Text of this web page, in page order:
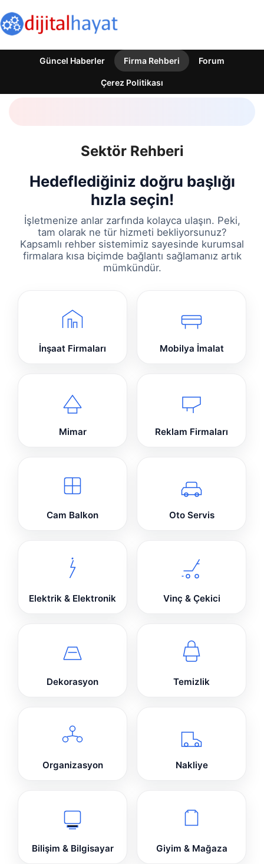
Güncel Haberler Firma Rehberi Forum
Çerez Politikası
Sektör Rehberi
Hedeflediğiniz doğru başlığı
hızla seçin!
İşletmenize anlar zarfında kolayca ulaşın. Peki,
tam olarak ne tür hizmeti bekliyorsunuz?
Kapsamlı rehber sistemimiz sayesinde kurumsal
firmalara kısa biçimde bağlantı sağlamanız artık
mümkündür.
İnşaat Firmaları Mobilya İmalat
Mimar Reklam Firmaları
Cam Balkon Oto Servis
Elektrik & Elektronik Vinç & Çekici
Dekorasyon Temizlik
Organizasyon Nakliye
Bilişim & Bilgisayar Giyim & Mağaza